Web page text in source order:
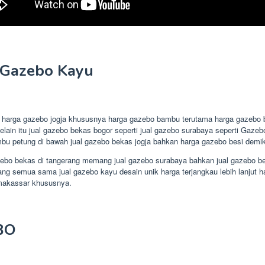
Kayu
gazebo jogja khususnya harga gazebo bambu terutama harga
itu jual gazebo bekas bogor seperti jual gazebo surabaya seperti
petung di bawah jual gazebo bekas jogja bahkan harga gazebo besi
bekas di tangerang memang jual gazebo surabaya bahkan jual gazebo
semua sama jual gazebo kayu desain unik harga terjangkau lebih lanjut
khususnya.